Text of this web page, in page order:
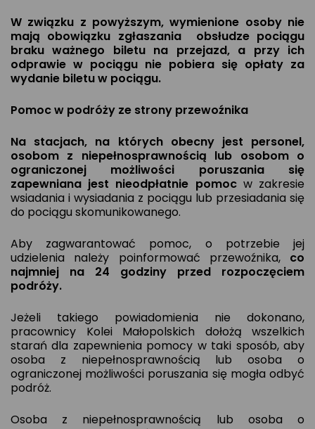
W związku z powyższym, wymienione osoby nie
mają obowiązku zgłaszania obsłudze pociągu
braku ważnego biletu na przejazd, a przy ich
odprawie w pociągu nie pobiera się opłaty za
wydanie biletu w pociągu.
Pomoc w podróży ze strony przewoźnika
Na stacjach, na których obecny jest personel,
osobom z niepełnosprawnością lub osobom o
ograniczonej możliwości poruszania się
zapewniana jest nieodpłatnie pomocw zakresie
wsiadania i wysiadania z pociągu lub przesiadania się
do pociągu skomunikowanego.
Aby zagwarantować pomoc, o potrzebie jej
udzielenia należy poinformować przewoźnika, co
najmniej na 24 godziny przed rozpoczęciem
podróży.
Jeżeli takiego powiadomienia nie dokonano,
pracownicy Kolei Małopolskich dołożą wszelkich
starań dla zapewnienia pomocy w taki sposób, aby
osoba z niepełnosprawnością lub osoba o
ograniczonej możliwości poruszania się mogła odbyć
podróż.
Osoba z niepełnosprawnością lub osoba o